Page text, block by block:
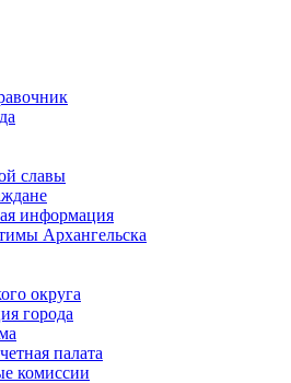
славы
информация
Архангельска
округа
города
палата
комиссии